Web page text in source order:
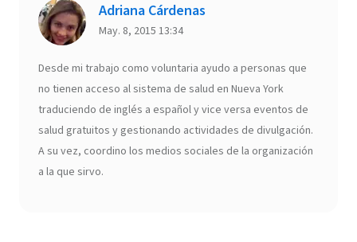
Adriana Cárdenas
May. 8, 2015 13:34
Desde mi trabajo como voluntaria ayudo a personas que
no tienen acceso al sistema de salud en Nueva York
traduciendo de inglés a español y vice versa eventos de
salud gratuitos y gestionando actividades de divulgación.
A su vez, coordino los medios sociales de la organización
a la que sirvo.